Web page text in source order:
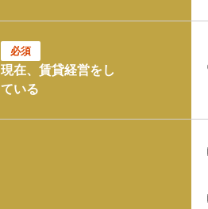
必須
現在、賃貸経営をし
ている